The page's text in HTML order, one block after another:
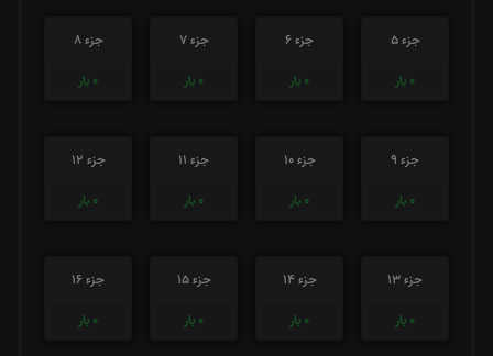
جزء 5
0 بار
جزء 6
0 بار
جزء 7
0 بار
جزء 8
0 بار
جزء 9
0 بار
جزء 10
0 بار
جزء 11
0 بار
جزء 12
0 بار
جزء 13
0 بار
جزء 14
0 بار
جزء 15
0 بار
جزء 16
0 بار